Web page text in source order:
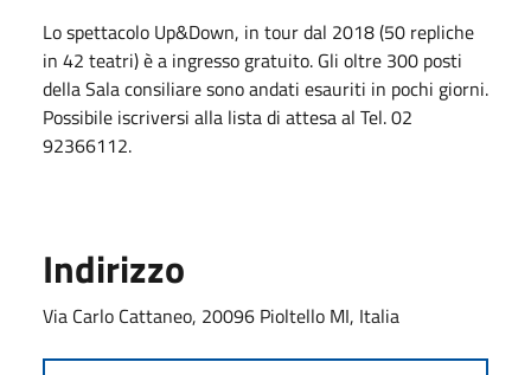
Lo spettacolo Up&Down, in tour dal 2018 (50 repliche
in 42 teatri) è a ingresso gratuito. Gli oltre 300 posti
della Sala consiliare sono andati esauriti in pochi giorni.
Possibile iscriversi alla lista di attesa al Tel. 02
92366112.
Indirizzo
Via Carlo Cattaneo, 20096 Pioltello MI, Italia